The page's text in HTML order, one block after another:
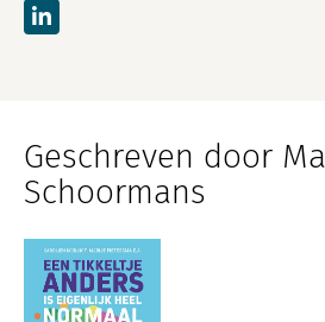
Geschreven door
Schoormans